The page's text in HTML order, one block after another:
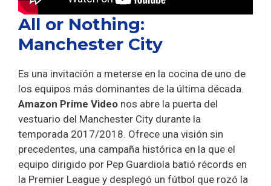
All or Nothing:
Manchester City
Es una invitación a meterse en la cocina de uno de
los equipos más dominantes de la última década.
Amazon Prime Video nos abre la puerta del
vestuario del Manchester City durante la
temporada 2017/2018. Ofrece una visión sin
precedentes, una campaña histórica en la que el
equipo dirigido por Pep Guardiola batió récords en
la Premier League y desplegó un fútbol que rozó la